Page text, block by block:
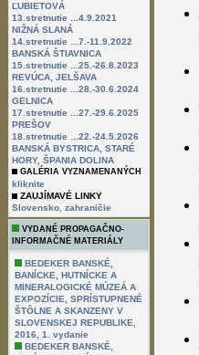
ĽUBIETOVÁ
13.stretnutie ...4.9.2021
NIŽNÁ SLANÁ
14.stretnutie ...7.-11.9.2022
BANSKÁ ŠTIAVNICA
15.stretnutie ...25.-26.8.2023
REVÚCA, JELŠAVA
16.stretnutie ...28.-30.6.2024
GELNICA
17.stretnutie ...27.-29.6.2025
PREŠOV
18.stretnutie ...22.-24.5.2026
BANSKÁ BYSTRICA, STARÉ
HORY, ŠPANIA DOLINA
GALÉRIA VYZNAMENANÝCH
kliknite
ZAUJÍMAVÉ LINKY
Slovensko zahraničie
VYDANÉ PROPAGAČNO-
INFORMAČNÉ MATERIÁLY
BEDEKER BANSKÉ,
BANÍCKE, HUTNÍCKE A
MINERALOGICKÉ MÚZEÁ A
EXPOZÍCIE, SPRÍSTUPNENÉ
ŠTÔLNE A SKANZENY V
SLOVENSKEJ REPUBLIKE,
2016, 1. vydanie
BEDEKER BANSKÉ,